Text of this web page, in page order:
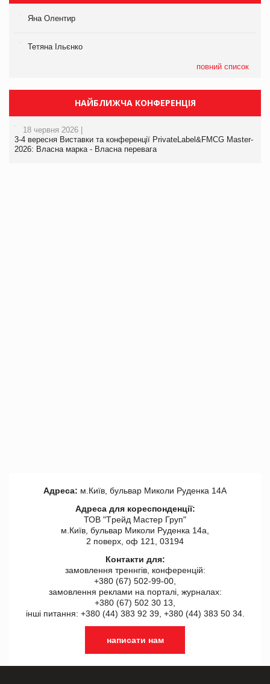
Яна Олентир
Тетяна Ільєнко
повний список
НАЙБЛИЖЧА КОНФЕРЕНЦІЯ
18 червня 2026 |
3-4 вересня Виставки та конференції PrivateLabel&FMCG Master-
2026: Власна марка - Власна перевага
Адреса: м.Київ, бульвар Миколи Руденка 14А
Адреса для кореспонденції:
ТОВ "Tрейд Мастер Груп"
м.Київ, бульвар Миколи Руденка 14а,
2 поверх, оф 121, 03194
Контакти для:
замовлення треннгів, конференцій:
+380 (67) 502-99-00,
замовлення реклами на порталі, журналах:
+380 (67) 502 30 13,
інші питання: +380 (44) 383 92 39, +380 (44) 383 50 34.
написати нам